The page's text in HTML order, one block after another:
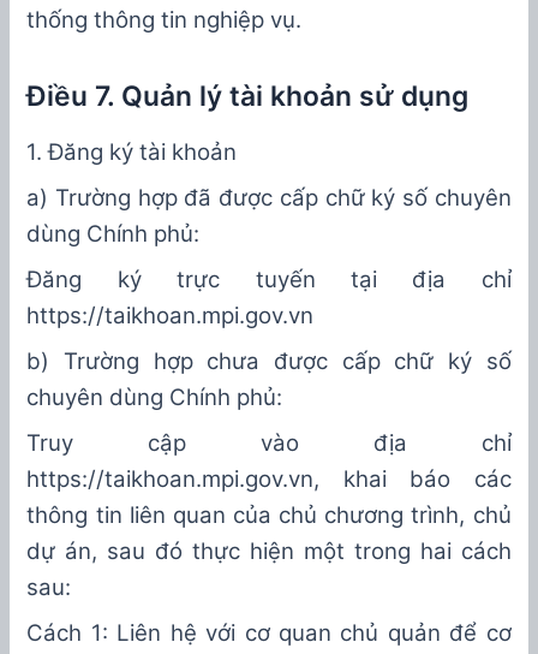
thống thông tin nghiệp vụ.
Điều 7. Quản lý tài khoản sử dụng
1. Đăng ký tài khoản
a) Trường hợp đã được cấp chữ ký số chuyên
dùng Chính phủ:
Đăng ký trực tuyến tại địa chỉ
https://taikhoan.mpi.gov.vn
b) Trường hợp chưa được cấp chữ ký số
chuyên dùng Chính phủ:
Truy cập vào địa chỉ
https://taikhoan.mpi.gov.vn, khai báo các
thông tin liên quan của chủ chương trình, chủ
dự án, sau đó thực hiện một trong hai cách
sau:
Cách 1: Liên hệ với cơ quan chủ quản để cơ